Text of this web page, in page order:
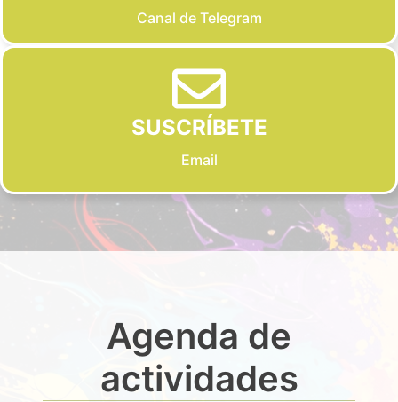
Canal de Telegram
SUSCRÍBETE
Email
Agenda de
actividades